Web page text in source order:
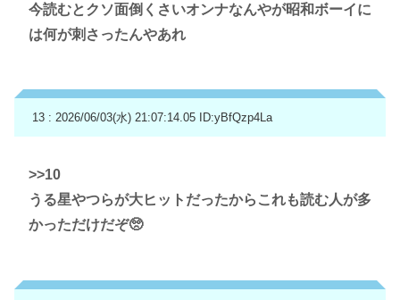
今読むとクソ面倒くさいオンナなんやが昭和ボーイに
は何が刺さったんやあれ
13 : 2026/06/03(水) 21:07:14.05 ID:yBfQzp4La
>>10
うる星やつらが大ヒットだったからこれも読む人が多
かっただけだぞ🥺